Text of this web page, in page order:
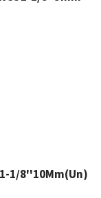
1/8''10Mm(Un)